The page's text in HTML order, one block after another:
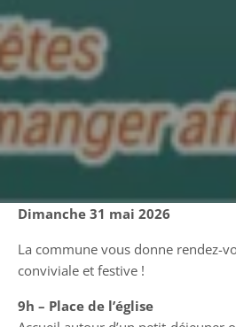
Dimanche 31 mai 2026
La commune vous donne rendez-
conviviale et festive !
9h – Place de l’église